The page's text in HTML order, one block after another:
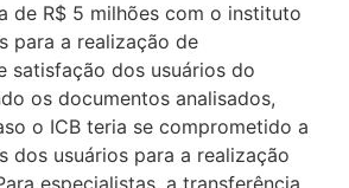
de R$ 5 milhões com o instituto
para a realização de
satisfação dos usuários do
os documentos analisados,
o ICB teria se comprometido a
dos usuários para a realização
especialistas, a transferência